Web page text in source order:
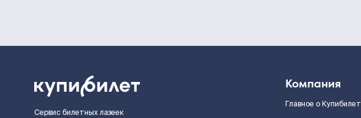
Сервис билетных лазеек
Компания
Главное о